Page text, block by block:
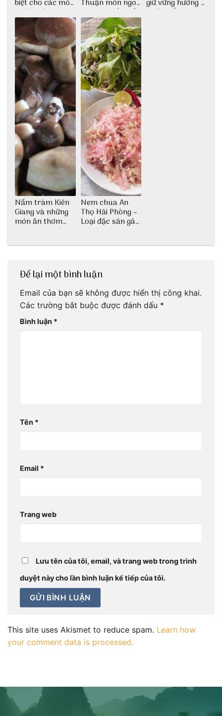
biệt cho các món
ăn độc đáo
Thuận món ngon
dân dã miền biển
giữ vững hương vị
nước mắm sau
Nấm tràm Kiên
Giang và những
món ăn thơm
ngon khó cưỡng
Nem chua An
Thọ Hải Phòng –
Loại đặc sản gây
nghiện
Để lại một bình luận
Email của bạn sẽ không được hiển thị công khai.
Các trường bắt buộc được đánh dấu *
Bình luận *
Tên *
Email *
Trang web
Lưu tên của tôi, email, và trang web trong trình
duyệt này cho lần bình luận kế tiếp của tôi.
This site uses Akismet to reduce spam. Learn how
your comment data is processed.